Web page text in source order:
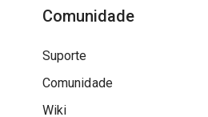
Comunidade
Suporte
Comunidade
Wiki